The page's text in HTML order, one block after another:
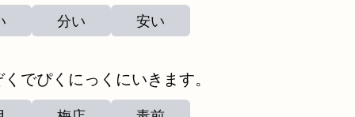
分い 安い
でぴくにっくにいきます。